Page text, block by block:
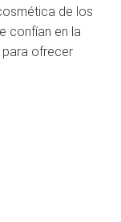
de los
confían en la
para ofrecer